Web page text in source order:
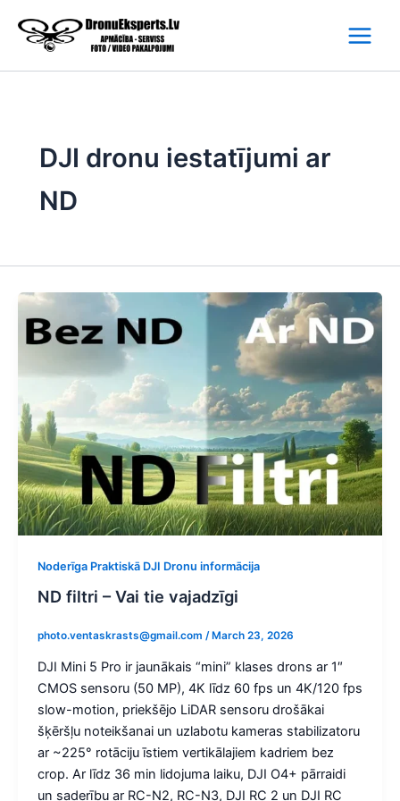
content
DJI dronu iestatījumi ar
ND
Noderīga Praktiskā DJI Dronu informācija
ND filtri – Vai tie vajadzīgi
photo.ventaskrasts@gmail.com / March 23, 2026
DJI Mini 5 Pro ir jaunākais “mini” klases drons ar 1″
CMOS sensoru (50 MP), 4K līdz 60 fps un 4K/120 fps
slow-motion, priekšējo LiDAR sensoru drošākai
šķēršļu noteikšanai un uzlabotu kameras stabilizatoru
ar ~225° rotāciju īstiem vertikālajiem kadriem bez
crop. Ar līdz 36 min lidojuma laiku, DJI O4+ pārraidi
un saderību ar RC-N2, RC-N3, DJI RC 2 un DJI RC